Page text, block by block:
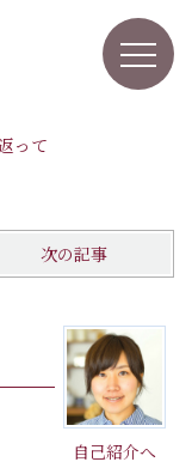
って
次の記事
自己紹介へ